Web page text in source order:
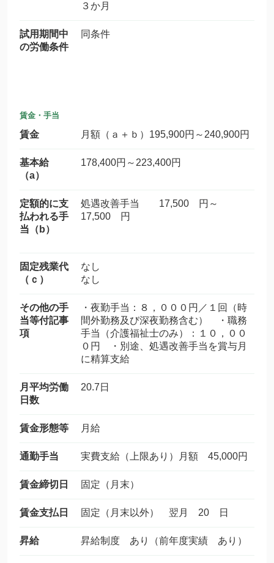
３か月
試用期間中
の労働条件
同条件
賃金・手当
賃金 月額（ａ＋ｂ）195,900円～240,900円
基本給
（a）
178,400円～223,400円
定額的に支
払われる手
当（b）
処遇改善手当 17,500 円～
17,500 円
固定残業代
（ｃ）
なし
なし
その他の手
当等付記事
項
・夜勤手当：８，０００円／１回（時
間外勤務及び深夜勤務含む） ・職務
手当（介護福祉士のみ）：１０，００
０円 ・別途、処遇改善手当を賞与月
に精算支給
月平均労働
日数
20.7日
賃金形態等 月給
通勤手当 実費支給（上限あり）月額 45,000円
賃金締切日 固定（月末）
賃金支払日 固定（月末以外） 翌月 20 日
昇給 昇給制度 あり（前年度実績 あり）